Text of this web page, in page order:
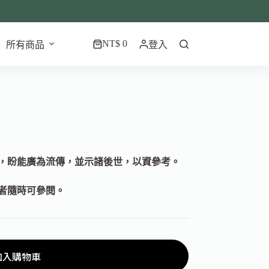
所有商品 NT$0 登入
能廣為流傳，並示諸後世，以資參考。
隨時可參閱。
購物車